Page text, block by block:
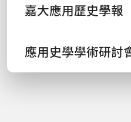
嘉大應用歷史學報
應用史學學術研討